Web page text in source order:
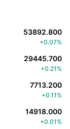
53892.800
+0.07%
29445.700
+0.21%
7713.200
+0.11%
14918.000
+0.01%